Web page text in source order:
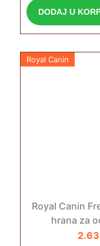
DODAJ U
Royal Canin
Royal Canin
hrana za